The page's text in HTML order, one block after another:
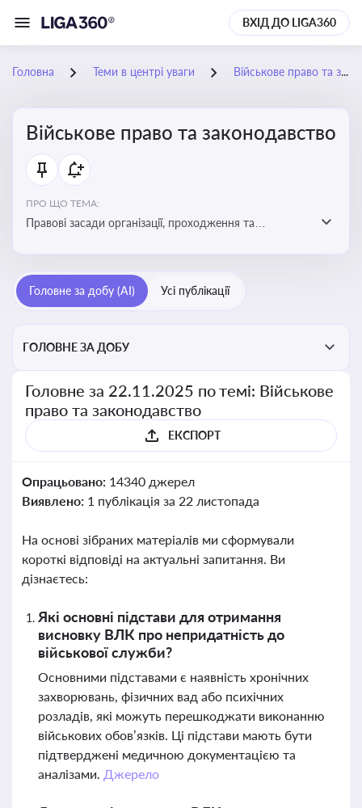
ВХІД ДО LIGA360
Головна Теми в центрі уваги Військове право та законодавство
Військове право та законодавство
ПРО ЩО ТЕМА:
Правові засади організації, проходження та
військовослужбовців у воєнний час
Головне за добу (AI) Усі публікації
ГОЛОВНЕ ЗА ДОБУ
Головне за 22.11.2025 по темі: Військове
право та законодавство
ЕКСПОРТ
Опрацьовано: 14340 джерел
Виявлено: 1 публікація за 22 листопада
На основі зібраних матеріалів ми сформували
короткі відповіді на актуальні запитання. Ви
дізнаєтесь:
Які основні підстави для отримання
висновку ВЛК про непридатність до
військової служби?
Основними підставами є наявність хронічних
захворювань, фізичних вад або психічних
розладів, які можуть перешкоджати виконанню
військових обов’язків. Ці підстави мають бути
підтверджені медичною документацією та
аналізами. Джерело